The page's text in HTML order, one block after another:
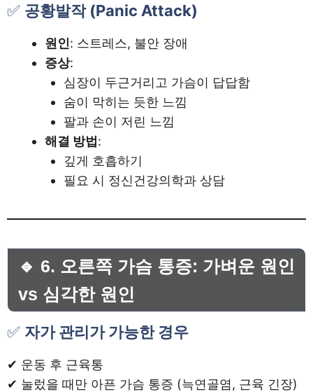
✅ 공황발작 (Panic Attack)
원인: 스트레스, 불안 장애
증상:
심장이 두근거리고 가슴이 답답함
숨이 막히는 듯한 느낌
팔과 손이 저린 느낌
해결 방법:
깊게 호흡하기
필요 시 정신건강의학과 상담
🔹 6. 오른쪽 가슴 통증: 가벼운 원인
vs 심각한 원인
✅ 자가 관리가 가능한 경우
✔ 운동 후 근육통
✔ 눌렀을 때만 아픈 가슴 통증 (늑연골염, 근육 긴장)